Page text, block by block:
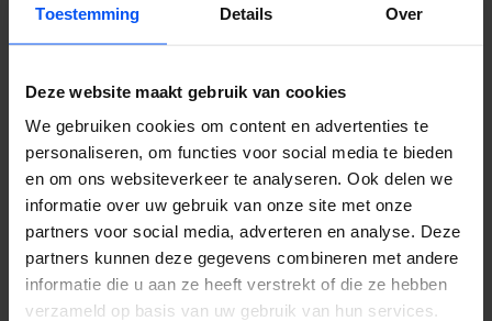
Toestemming Details Over
Deze website maakt gebruik van cookies
We gebruiken cookies om content en advertenties te
personaliseren, om functies voor social media te bieden
en om ons websiteverkeer te analyseren. Ook delen we
informatie over uw gebruik van onze site met onze
partners voor social media, adverteren en analyse. Deze
partners kunnen deze gegevens combineren met andere
informatie die u aan ze heeft verstrekt of die ze hebben
verzameld op basis van uw gebruik van hun services.
Eigen locatie –
Zeeland